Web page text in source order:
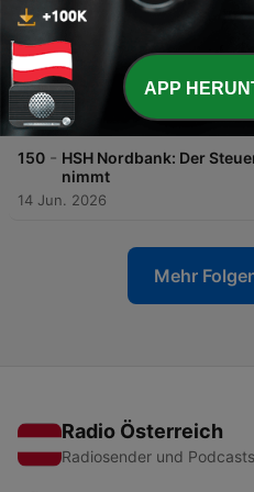
12 Jul. 2026
151 - Operation Chargeback –
den deutschen
sollen
28 Jun. 2026
150 - HSH Nordbank: Der
nimmt
14 Jun. 2026
Mehr
Radio Österreich
Radiosender und Podcasts
APP